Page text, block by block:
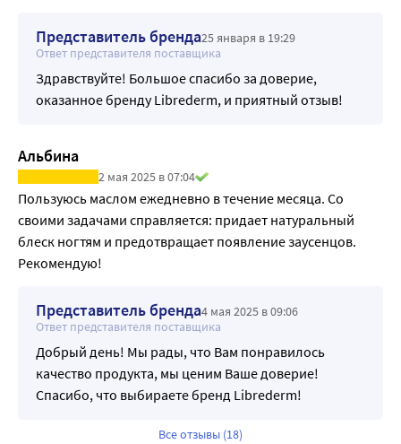
Представитель бренда25 января в 19:29
Ответ представителя поставщика
Здравствуйте! Большое спасибо за доверие,
оказанное бренду Librederm, и приятный отзыв!
Альбина
2 мая 2025 в 07:04
Пользуюсь маслом ежедневно в течение месяца. Со
своими задачами справляется: придает натуральный
блеск ногтям и предотвращает появление заусенцов.
Рекомендую!
Представитель бренда4 мая 2025 в 09:06
Ответ представителя поставщика
Добрый день! Мы рады, что Вам понравилось
качество продукта, мы ценим Ваше доверие!
Спасибо, что выбираете бренд Librederm!
Все отзывы (18)